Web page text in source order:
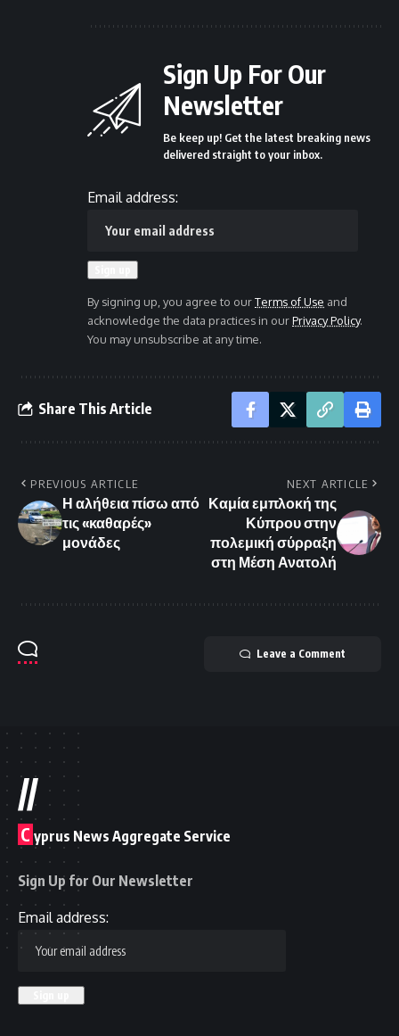
Sign Up For Our
Newsletter
Be keep up! Get the latest breaking news
delivered straight to your inbox.
Email address:
By signing up, you agree to ourTerms of Use and
acknowledge the data practices in ourPrivacy Policy.
You may unsubscribe at any time.
Share This Article
PREVIOUS ARTICLE
Η αλήθεια πίσω από
τις «καθαρές»
μονάδες
NEXT ARTICLE
Καμία εμπλοκή της
Κύπρου στην
πολεμική σύρραξη
στη Μέση Ανατολή
Leave a Comment
//
C yprus News Aggregate Service
Sign Up for Our Newsletter
Email address: